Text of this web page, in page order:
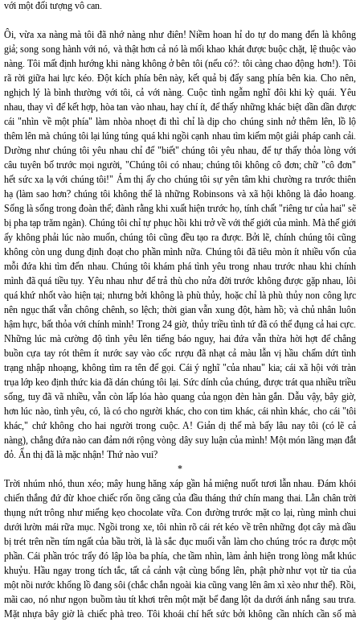
với một đối tượng vô can.
Ôi, vừa xa nàng mà tôi đã nhớ nàng như điên! Niềm hoan hỉ do tự do mang đến là không
giả; song song hành với nó, và thật hơn cả nó là mối khao khát được buộc chặt, lệ thuộc vào
nàng. Tôi mất định hướng khi nàng không ở bên tôi (nếu có?: tôi càng chao động hơn!). Tôi
rã rời giữa hai lực kéo. Đột kích phía bên này, kết quả bị đẩy sang phía bên kia. Cho nên,
nghịch lý là bình thường với tôi, cả với nàng. Cuộc tình ngẫm nghĩ đôi khi kỳ quái. Yêu
nhau, thay vì để kết hợp, hòa tan vào nhau, hay chí ít, để thấy những khác biệt dần dần được
cái "nhìn về một phía" làm nhòa nhoẹt đi thì chỉ là dịp cho chúng sinh nở thêm lên, lồ lộ
thêm lên mà chúng tôi lại lúng túng quá khi ngồi cạnh nhau tìm kiếm một giải pháp canh cải.
Dường như chúng tôi yêu nhau chỉ để "biết" chúng tôi yêu nhau, để tự thấy thỏa lòng với
câu tuyên bố trước mọi người, "Chúng tôi có nhau; chúng tôi không cô đơn; chữ "cô đơn"
hết sức xa lạ với chúng tôi!" Ám thị ấy cho chúng tôi sự yên tâm khi chường ra trước thiên
hạ (làm sao hơn? chúng tôi không thể là những Robinsons và xã hội không là đảo hoang.
Sống là sống trong đoàn thể; đành rằng khi xuất hiện trước họ, tính chất "riêng tư của hai" sẽ
bị pha tạp trăm ngàn). Chúng tôi chỉ tự phục hồi khi trở về với thế giới của mình. Mà thế giới
ấy không phải lúc nào muốn, chúng tôi cũng đều tạo ra được. Bởi lẽ, chính chúng tôi cũng
không còn ung dung định đoạt cho phần mình nữa. Chúng tôi đã tiêu mòn ít nhiều vốn của
mỗi đứa khi tìm đến nhau. Chúng tôi khám phá tình yêu trong nhau trước nhau khi chính
mình đã quá tiều tụy. Yêu nhau như để trả thù cho nửa đời trước không được gặp nhau, lôi
quá khứ nhốt vào hiện tại; nhưng bởi không là phù thủy, hoặc chỉ là phù thủy non công lực
nên ngục thất vẫn chông chênh, so lệch; thời gian vẫn xung đột, hàm hồ; và chủ nhân luôn
hậm hực, bất thỏa với chính mình! Trong 24 giờ, thủy triều tình tứ đã có thể đụng cả hai cực.
Những lúc mà cường độ tình yêu lên tiếng báo nguy, hai đứa vẫn thừa hời hợt để chẳng
buồn cựa tay rót thêm ít nước say vào cốc rượu đã nhạt cả màu lẫn vị hầu chấm dứt tình
trạng nhập nhoạng, không tìm ra tên để gọi. Cái ý nghĩ "của nhau" kia; cái xã hội với tràn
trụa lớp keo định thức kia đã dán chúng tôi lại. Sức dính của chúng, được trát qua nhiều triều
sống, tuy đã vã nhiều, vẫn còn lấp lóa hào quang của ngọn đèn hàn gắn. Dẫu vậy, bây giờ,
hơn lúc nào, tình yêu, có, là có cho người khác, cho con tim khác, cái nhìn khác, cho cái "tôi
khác," chứ không cho hai người trong cuộc. A! Giản dị thế mà bấy lâu nay tôi (có lẽ cả
nàng), chẳng đứa nào can đảm nới rộng vòng dây suy luận của mình! Một món lãng mạn đắt
đỏ. Ẩn thị đã là mặc nhận! Thứ nào vui?
*
Trời nhúm nhó, thun xéo; mây hung hăng xáp gần hả miệng nuốt tươi lẫn nhau. Đám khói
chiến thắng đứ đừ khoe chiếc rốn õng căng của đầu tháng thứ chín mang thai. Lằn chân trời
thụng nứt trông như miếng kẹo chocolate vữa. Con đường trước mặt co lại, rùng mình chui
dưới lườn mái rữa mục. Ngồi trong xe, tôi nhìn rõ cái rét kéo về trên những đọt cây mà dầu
bị trét trên nền tím ngất của bầu trời, là là sắc đục muối vẫn làm cho chúng tróc ra được một
phần. Cái phần tróc trẩy đó lập lòa ba phía, che tầm nhìn, làm ảnh hiện trong lòng mắt khúc
khuỷu. Hầu ngay trong tích tắc, tất cả cảnh vật cùng bổng lên, phật phờ như vọt từ tia của
một nồi nước khổng lồ đang sôi (chắc chắn ngoài kia cũng vang lên âm xì xèo như thế). Rồi,
mãi cao, nó như ngọn buồm tàu tít khơi trên một mặt bể đang lột da dưới ánh nắng sau trưa.
Mặt nhựa bây giờ là chiếc phà treo. Tôi khoái chí hết sức bởi không cần nhích cần số mà